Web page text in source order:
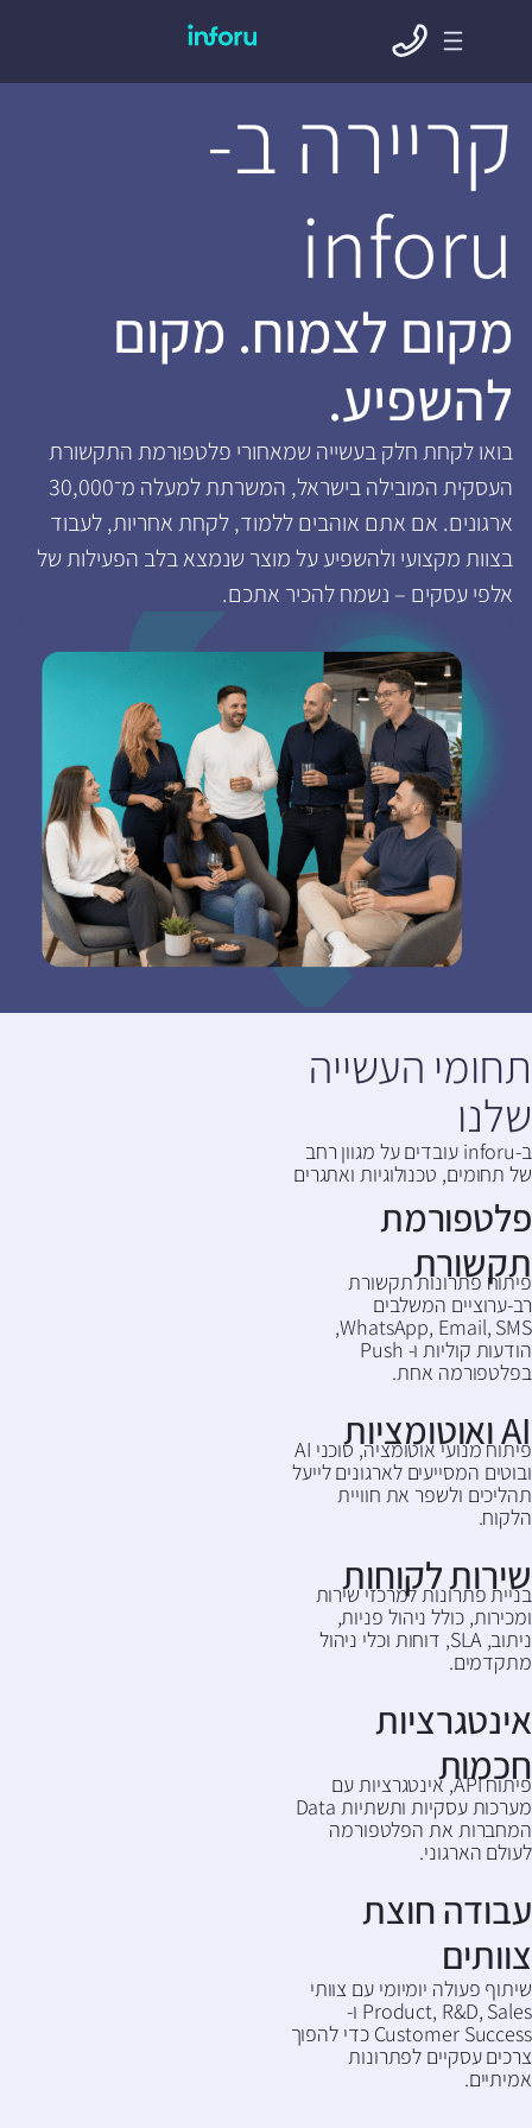
קריירה ב-
inforu
מקום לצמוח. מקום
להשפיע.
בואו לקחת חלק בעשייה שמאחורי פלטפורמת התקשורת
העסקית המובילה בישראל, המשרתת למעלה מ־30,000
ארגונים. אם אתם אוהבים ללמוד, לקחת אחריות, לעבוד
בצוות מקצועי ולהשפיע על מוצר שנמצא בלב הפעילות של
אלפי עסקים – נשמח להכיר אתכם.
תחומי העשייה
שלנו
ב-inforu עובדים על מגוון רחב
של תחומים, טכנולוגיות ואתגרים
פלטפורמת
תקשורת
פיתוח פתרונות תקשורת
רב-ערוציים המשלבים
WhatsApp, Email, SMS,
הודעות קוליות ו- Push
בפלטפורמה אחת.
AI ואוטומציות
פיתוח מנועי אוטומציה, סוכני AI
ובוטים המסייעים לארגונים לייעל
תהליכים ולשפר את חוויית
הלקוח.
שירות לקוחות
בניית פתרונות למרכזי שירות
ומכירות, כולל ניהול פניות,
ניתוב, SLA, דוחות וכלי ניהול
מתקדמים.
אינטגרציות
חכמותפיתוח API, אינטגרציות עם
מערכות עסקיות ותשתיות Data
המחברות את הפלטפורמה
לעולם הארגוני.
עבודה חוצת
צוותים
שיתוף פעולה יומיומי עם צוותי
Product, R&D, Sales ו-
Customer Success כדי להפוך
צרכים עסקיים לפתרונות
אמיתיים.